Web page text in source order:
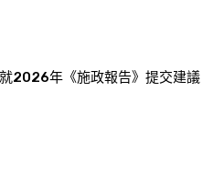
2026年《施政報告》提交建議